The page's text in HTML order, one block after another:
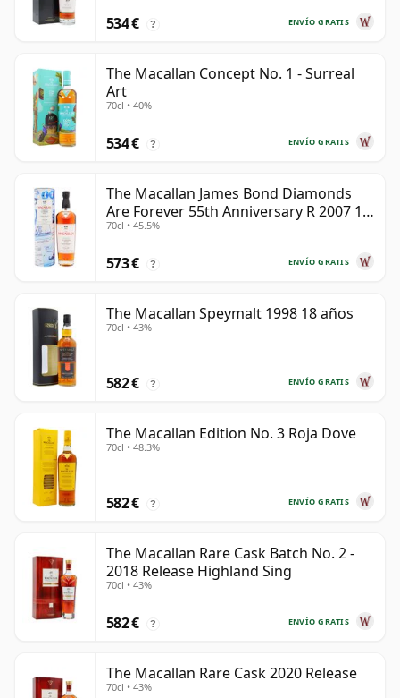
ENVÍO GRATIS
534 € ?
The Macallan Concept No. 1 - Surreal
Art
70cl • 40%
ENVÍO GRATIS
534 € ?
The Macallan James Bond Diamonds
Are Forever 55th Anniversary R 2007 18
años
70cl • 45.5%
ENVÍO GRATIS
573 € ?
The Macallan Speymalt 1998 18 años
70cl • 43%
ENVÍO GRATIS
582 € ?
The Macallan Edition No. 3 Roja Dove
70cl • 48.3%
ENVÍO GRATIS
582 € ?
The Macallan Rare Cask Batch No. 2 -
2018 Release Highland Sing
70cl • 43%
ENVÍO GRATIS
582 € ?
The Macallan Rare Cask 2020 Release
70cl • 43%